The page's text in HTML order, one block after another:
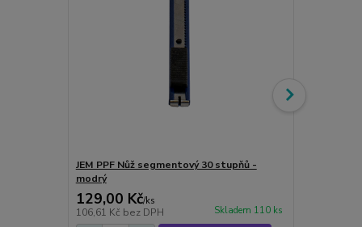
JEM PPF Nůž segmentový 30 stupňů -
modrý
129,00 Kč/ks
106,61 Kč bez DPH Skladem 110 ks